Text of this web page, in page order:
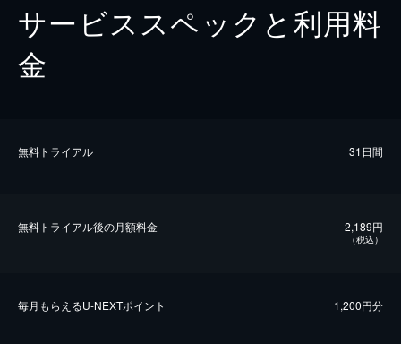
サービススペックと利用料
金
無料トライアル 31日間
無料トライアル後の⽉額料金 2,189円
（税込）
毎⽉もらえるU-NEXTポイント 1,200円分